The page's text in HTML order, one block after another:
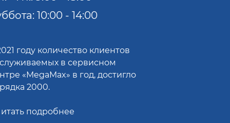
10:00 - 14:00
году количество клиентов
в сервисном
«MegaMax» в год, достигло
2000.
подробнее